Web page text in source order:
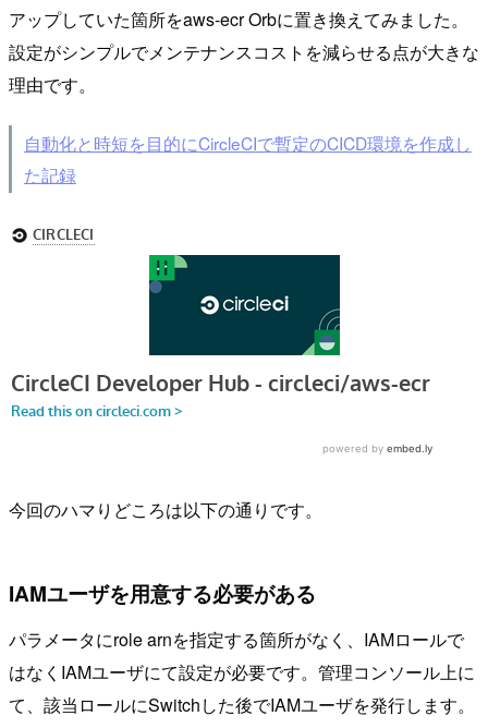
アップしていた箇所をaws-ecr Orbに置き換えてみました。
設定がシンプルでメンテナンスコストを減らせる点が大きな
理由です。
自動化と時短を目的にCircleCIで暫定のCICD環境を作成し
た記録
今回のハマりどころは以下の通りです。
IAMユーザを用意する必要がある
パラメータにrole arnを指定する箇所がなく、IAMロールで
はなくIAMユーザにて設定が必要です。管理コンソール上に
て、該当ロールにSwitchした後でIAMユーザを発行します。